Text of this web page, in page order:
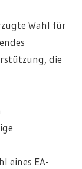
Wahl für
die
eines EA-